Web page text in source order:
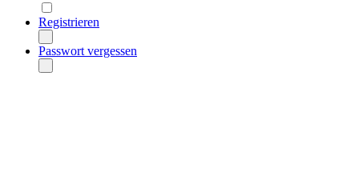
Registrieren
Passwort vergessen